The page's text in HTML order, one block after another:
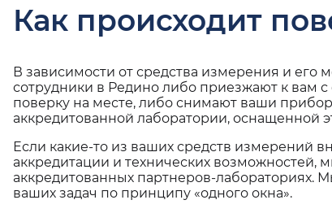
Как происходит
В зависимости от средства измерения и его
сотрудники в Редино либо приезжают к вам
поверку на месте, либо снимают ваши
аккредитованной лаборатории, оснащенной
Если какие-то из ваших средств измерений
аккредитации и технических возможностей,
аккредитованных партнеров-лабораториях.
ваших задач по принципу «одного окна».